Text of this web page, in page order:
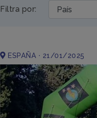
Filtra por:
ESPAÑA · 21/01/2025